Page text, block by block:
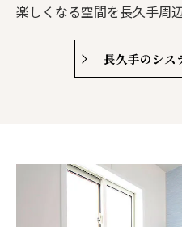
楽しくなる空間を長久手周
長久手のシス